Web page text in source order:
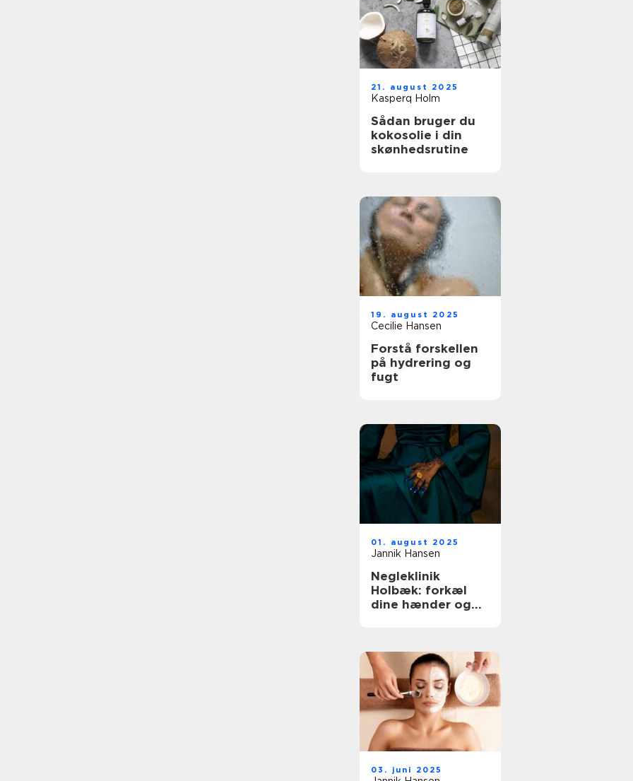
21. august 2025
Kasperq Holm
Sådan bruger du
kokosolie i din
skønhedsrutine
19. august 2025
Cecilie Hansen
Forstå forskellen
på hydrering og
fugt
01. august 2025
Jannik Hansen
Negleklinik
Holbæk: forkæl
dine hænder og
03. juni 2025